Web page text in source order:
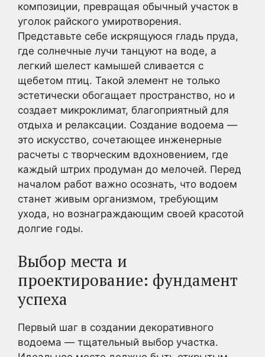
композиции, превращая обычный участок в
уголок райского умиротворения.
Представьте себе искрящуюся гладь пруда,
где солнечные лучи танцуют на воде, а
легкий шелест камышей сливается с
щебетом птиц. Такой элемент не только
эстетически обогащает пространство, но и
создает микроклимат, благоприятный для
отдыха и релаксации. Создание водоема —
это искусство, сочетающее инженерные
расчеты с творческим вдохновением, где
каждый штрих продуман до мелочей. Перед
началом работ важно осознать, что водоем
станет живым организмом, требующим
ухода, но вознаграждающим своей красотой
долгие годы.
Выбор места и
проектирование: фундамент
успеха
Первый шаг в создании декоративного
водоема — тщательный выбор участка.